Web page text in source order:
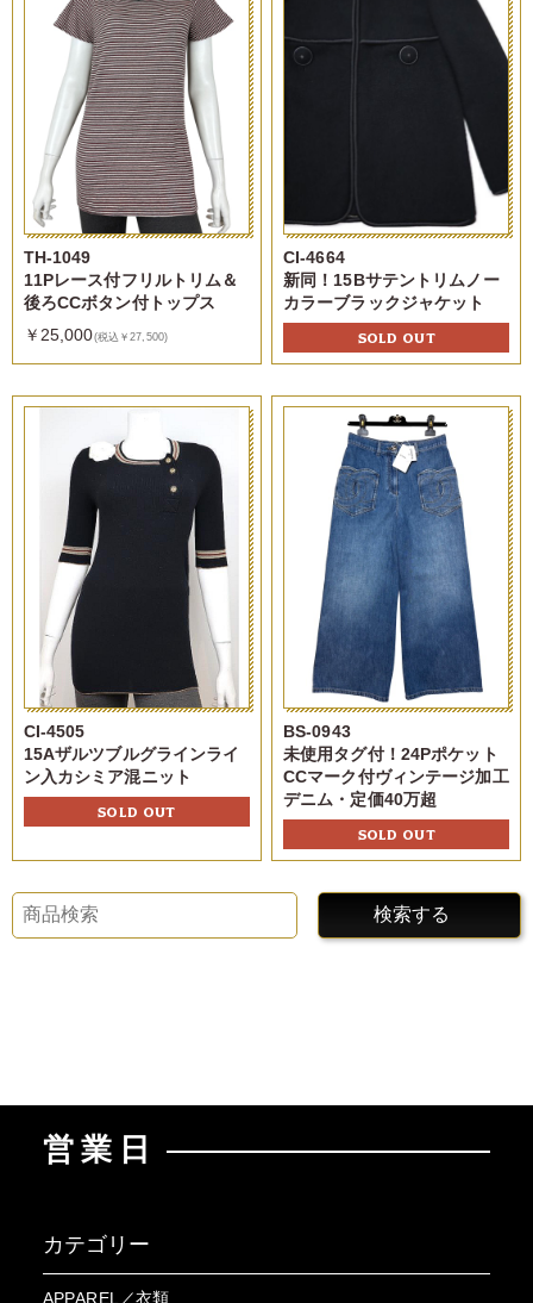
TH-1049
11Pレース付フリルトリム＆
後ろCCボタン付トップス
￥25,000(税込￥27,500)
CI-4664
新同！15Bサテントリムノー
カラーブラックジャケット
SOLD OUT
CI-4505
15Aザルツブルグラインライ
ン入カシミア混ニット
SOLD OUT
BS-0943
未使用タグ付！24Pポケット
CCマーク付ヴィンテージ加工
デニム・定価40万超
SOLD OUT
検索する
営業日
カテゴリー
APPAREL／衣類